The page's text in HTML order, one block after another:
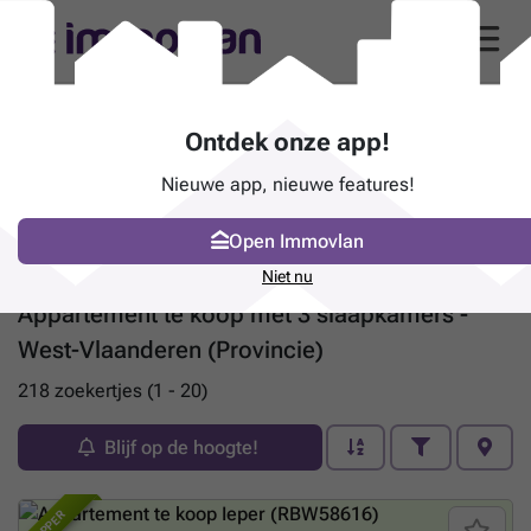
Appartement te koop met 3 slaapkamers -
West-Vlaanderen (Provincie)
218 zoekertjes (1 - 20)
Blijf op de hoogte!
Ontdek onze app!
Nieuwe app, nieuwe features!
Open Immovlan
Niet nu